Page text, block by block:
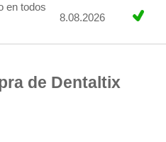
en todos
8.08.2026
de Dentaltix